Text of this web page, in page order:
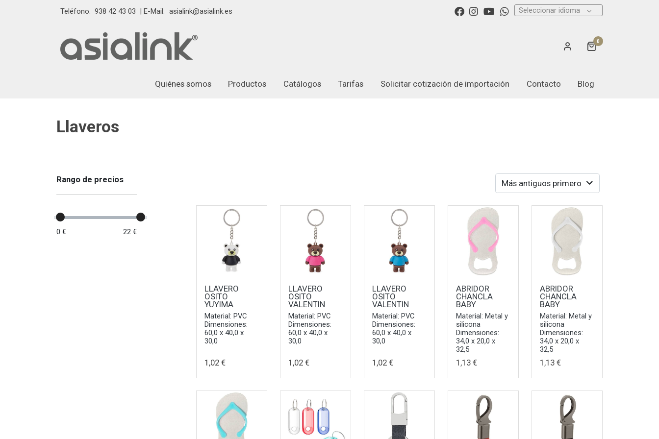
Teléfono: 938 42 43 03 | E-Mail: asialink@asialink.es Seleccionar idioma
0
Quiénes somos Productos Catálogos Tarifas Solicitar cotización de importación Contacto Blog
Llaveros
Rango de precios
0 € 22 €
Más antiguos primero
LLAVERO
OSITO
YUYIMA
Material: PVC
Dimensiones:
60,0 x 40,0 x
30,0
1,02 €
LLAVERO
OSITO
VALENTIN
Material: PVC
Dimensiones:
60,0 x 40,0 x
30,0
1,02 €
LLAVERO
OSITO
VALENTIN
Material: PVC
Dimensiones:
60,0 x 40,0 x
30,0
1,02 €
ABRIDOR
CHANCLA
BABY
Material: Metal y
silicona
Dimensiones:
34,0 x 20,0 x
32,5
1,13 €
ABRIDOR
CHANCLA
BABY
Material: Metal y
silicona
Dimensiones:
34,0 x 20,0 x
32,5
1,13 €